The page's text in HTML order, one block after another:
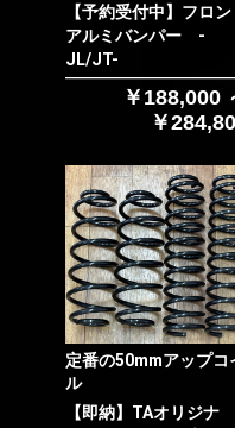
【予約受付中】フロン
アルミバンパー -
JL/JT-
￥188,000
￥
定番の50mmアップコ
ル
【即納】TAオリジナ